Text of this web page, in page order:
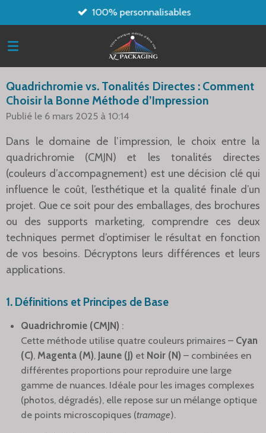
au
contenu
100% personnalisables
Quadrichromie vs. Tonalités Directes : Comment
Choisir la Bonne Méthode d’Impression
Publié le 6 mars 2025 à 10:14
Dans le domaine de l’impression, le choix entre la
quadrichromie (CMJN) et les tonalités directes
(couleurs d’accompagnement) est une décision clé qui
influence le coût, l’esthétique et la qualité finale d’un
projet. Que ce soit pour des emballages, des brochures
ou des supports marketing, comprendre ces deux
techniques permet d’optimiser le résultat en fonction
de vos besoins. Décryptons leurs différences et leurs
applications.
1. Définitions et Principes de Base
Quadrichromie (CMJN) :
Cette méthode utilise quatre couleurs primaires – Cyan
(C), Magenta (M), Jaune (J) et Noir (N) – combinées en
différentes proportions pour reproduire une large
gamme de nuances. Idéale pour les images complexes
(photos, dégradés), elle repose sur un mélange optique
de points microscopiques (tramage).